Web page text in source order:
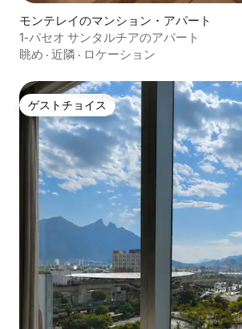
モンテレイのマンション・アパート
1-パセオ サンタルチアのアパート
眺め · 近隣 · ロケーション
ゲストチョイス
ゲストチョイス